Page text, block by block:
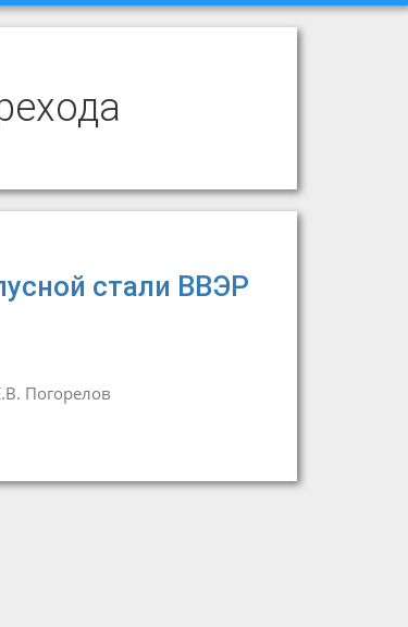
стали ВВЭР
Погорелов